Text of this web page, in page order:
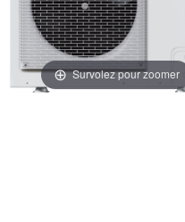
Survolez pour zoomer